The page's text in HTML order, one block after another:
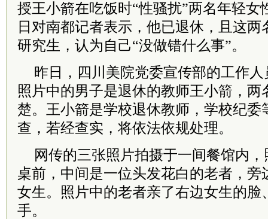
授王小箭在吃饭时“性骚扰”两名年轻女
日对南都记者表示，他已退休，且这
研究生，认为自己“没做错什么事”。
昨日，四川美院党委宣传部的工作
照片中的男子是退休的教师王小箭，两
楚。王小箭是学校退休教师，学校纪委
查，若经查实，将依法依规处理。
网传的三张照片拍摄于一间餐馆内
桌前，中间是一位头发花白的老者，旁
女生。照片中的老者亲了右边女生的脸
手。